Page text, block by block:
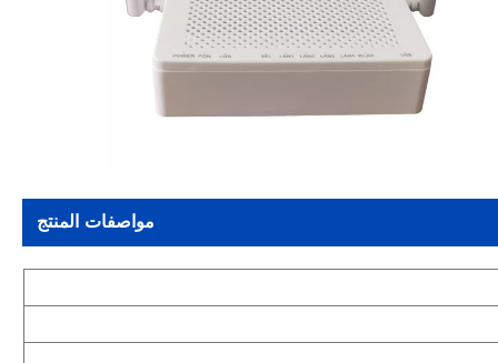
مواصفات المنتج